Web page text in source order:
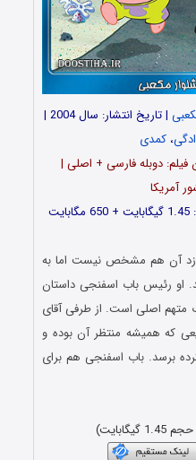
| تاریخ انتشار: سال 2004 |
، کمدی
دقیقه | زبان فیلم: دوبله فارسی + اصلی |
آمریکا
دزد آن هم مشخص نیست اما به
او رئیس باب اسفنجی داستان
متهم اصلی است. از طرفی آقای
که همیشه منتظر آن بوده و
برسد. باب اسفنجی هم برای